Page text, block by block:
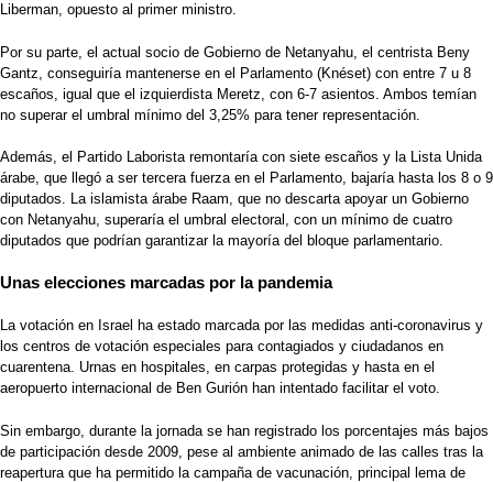
Liberman, opuesto al primer ministro.
Por su parte, el actual socio de Gobierno de Netanyahu, el centrista Beny
Gantz, conseguiría mantenerse en el Parlamento (Knéset) con entre 7 u 8
escaños, igual que el izquierdista Meretz, con 6-7 asientos. Ambos temían
no superar el umbral mínimo del 3,25% para tener representación.
Además, el Partido Laborista remontaría con siete escaños y la Lista Unida
árabe, que llegó a ser tercera fuerza en el Parlamento, bajaría hasta los 8 o 9
diputados. La islamista árabe Raam, que no descarta apoyar un Gobierno
con Netanyahu, superaría el umbral electoral, con un mínimo de cuatro
diputados que podrían garantizar la mayoría del bloque parlamentario.
Unas elecciones marcadas por la pandemia
La votación en Israel ha estado marcada por las medidas anti-coronavirus y
los centros de votación especiales para contagiados y ciudadanos en
cuarentena. Urnas en hospitales, en carpas protegidas y hasta en el
aeropuerto internacional de Ben Gurión han intentado facilitar el voto.
Sin embargo, durante la jornada se han registrado los porcentajes más bajos
de participación desde 2009, pese al ambiente animado de las calles tras la
reapertura que ha permitido la campaña de vacunación, principal lema de